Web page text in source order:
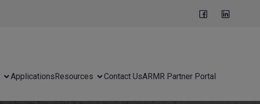
Applications Resources Contact UsARMR Partner Portal